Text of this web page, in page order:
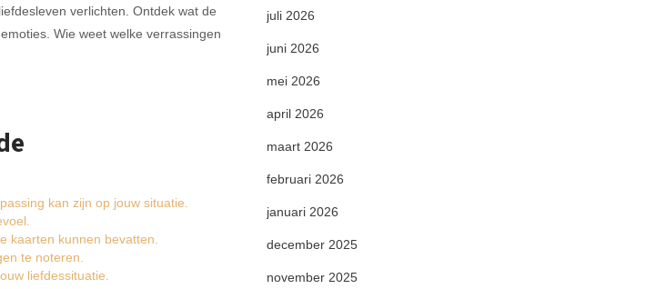
verlichten. Ontdek wat de
Wie weet welke verrassingen
kan zijn op jouw situatie.
kaarten kunnen bevatten.
te noteren.
liefdessituatie.
juli 2026
juni 2026
mei 2026
april 2026
maart 2026
februari 2026
januari 2026
december 2025
november 2025